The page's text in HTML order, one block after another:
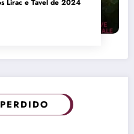
Lirac e Tavel de 2024